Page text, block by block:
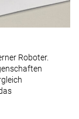
Roboter.